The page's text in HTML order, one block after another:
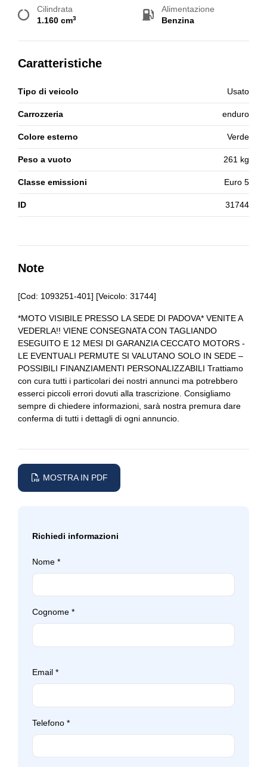
Cilindrata
1.160 cm3
Alimentazione
Benzina
Caratteristiche
Tipo di veicolo Usato
Carrozzeria enduro
Colore esterno Verde
Peso a vuoto 261 kg
Classe emissioni Euro 5
ID 31744
Note
[Cod: 1093251-401] [Veicolo: 31744]
*MOTO VISIBILE PRESSO LA SEDE DI PADOVA* VENITE A
VEDERLA!! VIENE CONSEGNATA CON TAGLIANDO
ESEGUITO E 12 MESI DI GARANZIA CECCATO MOTORS -
LE EVENTUALI PERMUTE SI VALUTANO SOLO IN SEDE –
POSSIBILI FINANZIAMENTI PERSONALIZZABILI Trattiamo
con cura tutti i particolari dei nostri annunci ma potrebbero
esserci piccoli errori dovuti alla trascrizione. Consigliamo
sempre di chiedere informazioni, sarà nostra premura dare
conferma di tutti i dettagli di ogni annuncio.
MOSTRA IN PDF
Richiedi informazioni
Nome *
Cognome *
Email *
Telefono *